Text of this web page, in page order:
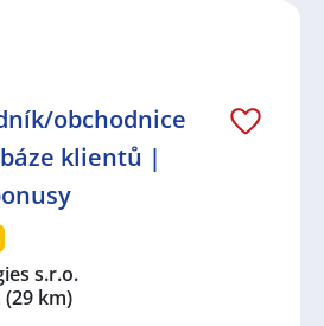
obchodnice
klientů |
s.r.o.
(29 km)